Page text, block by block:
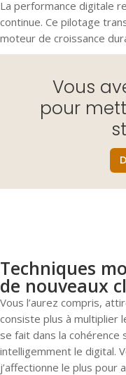
La performance digitale
continue. Ce pilotage
moteur de croissance
Vous
pour
Techniques
de nouveaux
Vous l’aurez compris,
consiste plus à multiplier
se fait dans la
intelligemment le digital.
j’affectionne le plus pour